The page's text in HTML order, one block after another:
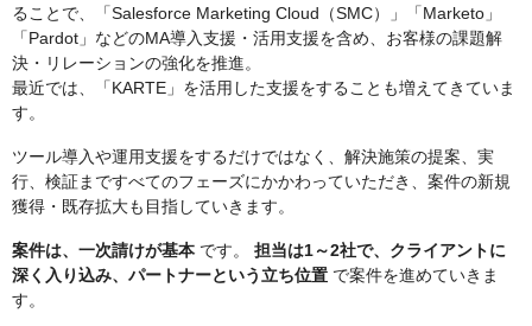
ることで、「Salesforce Marketing Cloud（SMC）」「Marketo」
「Pardot」などのMA導入支援・活用支援を含め、お客様の課題解
決・リレーションの強化を推進。
最近では、「KARTE」を活用した支援をすることも増えてきていま
す。
ツール導入や運用支援をするだけではなく、解決施策の提案、実
行、検証まですべてのフェーズにかかわっていただき、案件の新規
獲得・既存拡大も目指していきます。
案件は、一次請けが基本 です。 担当は1～2社で、クライアントに
深く入り込み、パートナーという立ち位置 で案件を進めていきま
す。